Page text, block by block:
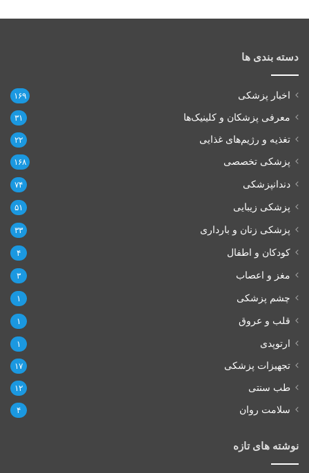
دسته بندی ها
اخبار پزشکی ۱۶۹
معرفی پزشکان و کلینیک‌ها ۳۱
تغذیه و رژیم‌های غذایی ۲۲
پزشکی تخصصی ۱۶۸
دندانپزشکی ۷۴
پزشکی زیبایی ۵۱
پزشکی زنان و بارداری ۳۳
کودکان و اطفال ۴
مغز و اعصاب ۳
چشم پزشکی ۱
قلب و عروق ۱
ارتوپدی ۱
تجهیزات پزشکی ۱۷
طب سنتی ۱۲
سلامت روان ۴
نوشته های تازه